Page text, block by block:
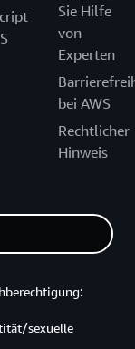
Sie Hilfe
von
Experten
bei AWS
Rechtlicher
Hinweis
sexuelle